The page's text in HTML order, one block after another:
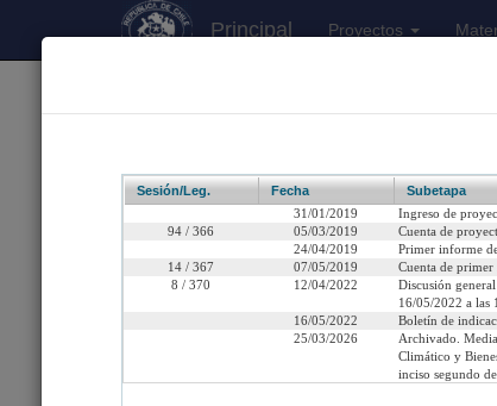
Principal Proyectos
Proyectos Iniciados 2026 170
Boletín 12410-12
Título:
Proyecto de
de
Fecha de Ingreso: Jueves 31 de
Cámara de Origen: Senado
Sesión/Leg. Fecha Subetapa
31/01/2019
Ingreso de
94 / 366
05/03/2019 Cuenta de
24/04/2019
Primer informe
14 / 367
07/05/2019 Cuenta de primer
8 / 370
12/04/2022
Discusión
16/05/2022 a las
16/05/2022 Boletín de
25/03/2026
Archivado.
Climático y
inciso segundo